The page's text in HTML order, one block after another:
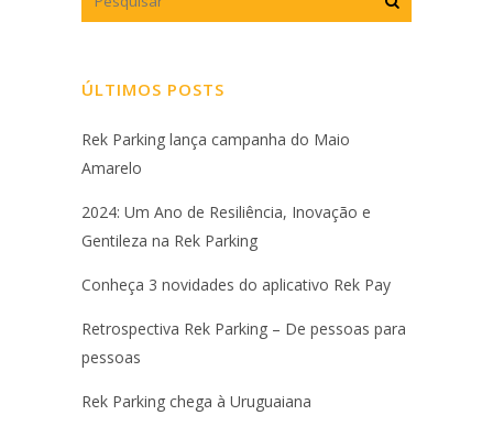
ÚLTIMOS POSTS
Rek Parking lança campanha do Maio
Amarelo
2024: Um Ano de Resiliência, Inovação e
Gentileza na Rek Parking
Conheça 3 novidades do aplicativo Rek Pay
Retrospectiva Rek Parking – De pessoas para
pessoas
Rek Parking chega à Uruguaiana